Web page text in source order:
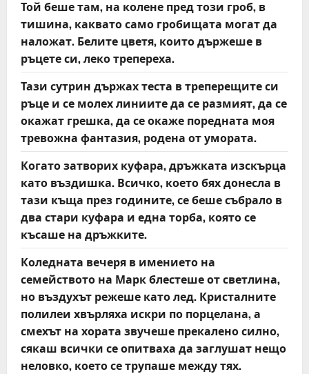
Той беше там, на колене пред този гроб, в
тишина, каквато само гробищата могат да
наложат. Белите цветя, които държеше в
ръцете си, леко трепереха.
Тази сутрин държах теста в треперещите си
ръце и се молех линиите да се размият, да се
окажат грешка, да се окаже поредната моя
тревожна фантазия, родена от умората.
Когато затворих куфара, дръжката изскърца
като въздишка. Всичко, което бях донесла в
тази къща през годините, се беше събрало в
два стари куфара и една торба, която се
късаше на дръжките.
Коледната вечеря в имението на
семейството на Марк блестеше от светлина,
но въздухът режеше като лед. Кристалните
полилеи хвърляха искри по порцелана, а
смехът на хората звучеше прекалено силно,
сякаш всички се опитваха да заглушат нещо
неловко, което се трупаше между тях.